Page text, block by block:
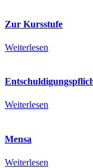
Zur Kursstufe
Weiterlesen
Weiterlesen
Mensa
Weiterlesen